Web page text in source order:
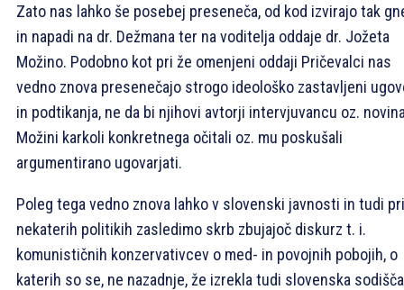
Zato nas lahko še posebej preseneča, od kod izvirajo tak
in napadi na dr. Dežmana ter na voditelja oddaje dr. Jožeta
Možino. Podobno kot pri že omenjeni oddaji Pričevalci nas
vedno znova presenečajo strogo ideološko zastavljeni
in podtikanja, ne da bi njihovi avtorji intervjuvancu oz.
Možini karkoli konkretnega očitali oz. mu poskušali
argumentirano ugovarjati.
Poleg tega vedno znova lahko v slovenski javnosti in tudi pri
nekaterih politikih zasledimo skrb zbujajoč diskurz t. i.
komunističnih konzervativcev o med- in povojnih pobojih, o
katerih so se, ne nazadnje, že izrekla tudi slovenska